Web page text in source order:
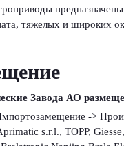
тяжелых и широких
Завода АО
->
s.r.l., TOPP,